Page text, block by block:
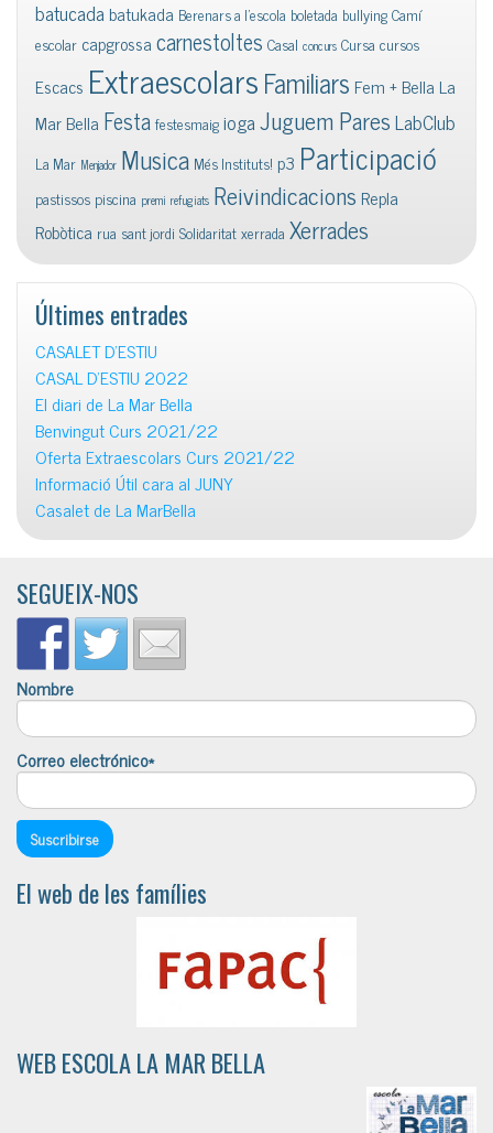
batucadabatukada Berenars a l'escola boletada bullyingCamí
escolar capgrossacarnestoltes Casal concurs Cursa cursos
Escacs ExtraescolarsFamiliars Fem + Bella La
Mar Bella FestafestesmaigiogaJuguem ParesLabClub
La Mar Menjador Musica Més Instituts! p3 Participació
pastissos piscina premi refugiats Reivindicacions Repla
Robòtica rua sant jordi Solidaritatxerrada Xerrades
Últimes entrades
CASALET D’ESTIU
CASAL D’ESTIU 2022
El diari de La Mar Bella
Benvingut Curs 2021/22
Oferta Extraescolars Curs 2021/22
Informació Útil cara al JUNY
Casalet de La MarBella
SEGUEIX-NOS
Nombre
Correo electrónico*
El web de les famílies
WEB ESCOLA LA MAR BELLA